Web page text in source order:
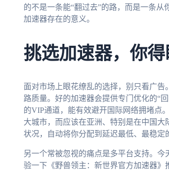
的不是一条能“翻过去”的路，而是一条
加速器存在的意义。
挑选加速器，你
面对市场上眼花缭乱的选择，别只看广
路质量。好的加速器会提供专门优化的“
的VIP通道，能有效避开国际网络拥堵点
大城市，而应该在亚洲、特别是在中国
状况，自动将你分配到延迟最低、最稳定
另一个常被忽视的痛点是多平台支持。今
验一下《野兽领主：新世界官方加速器》